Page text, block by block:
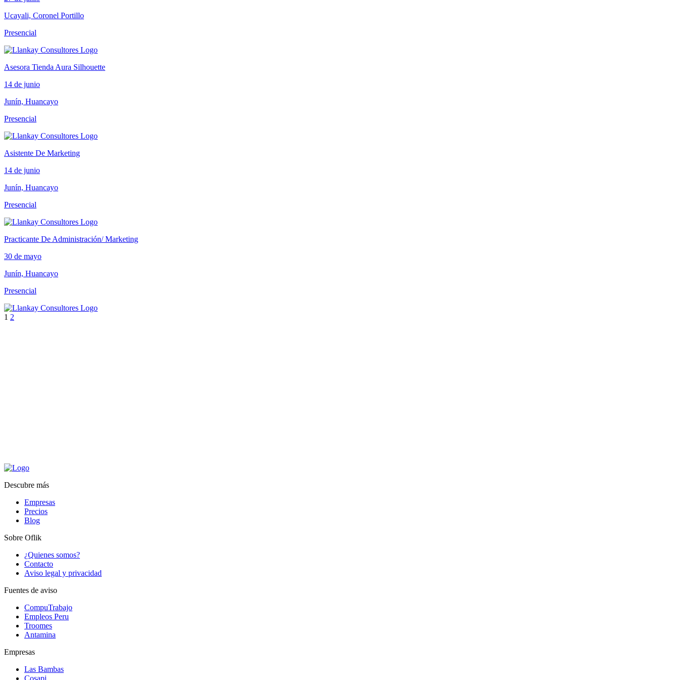
Ucayali, Coronel Portillo
Presencial
Asesora Tienda Aura Silhouette
14 de junio
Junín, Huancayo
Presencial
Asistente De Marketing
14 de junio
Junín, Huancayo
Presencial
Practicante De Administración/ Marketing
30 de mayo
Junín, Huancayo
Presencial
1 2
Descubre más
Empresas
Precios
Blog
Sobre Oflik
¿Quienes somos?
Contacto
Aviso legal y privacidad
Fuentes de aviso
CompuTrabajo
Empleos Peru
Troomes
Antamina
Empresas
Las Bambas
Cosapi